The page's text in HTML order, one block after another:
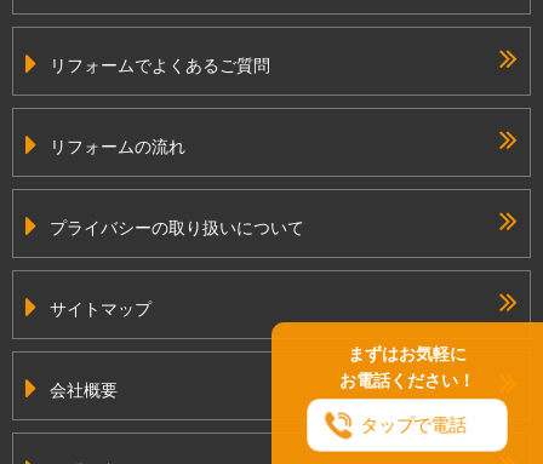
まずはお気軽に
お電話ください！
タップで電話
リフォームでよくあるご質問
リフォームの流れ
プライバシーの取り扱いについて
サイトマップ
会社概要